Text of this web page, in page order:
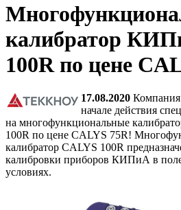
калибратор
100R по цене
17.08.2020
начале действия
на многофункциональные
100R по цене CALYS 75R!
калибратор CALYS 100R
калибровки приборов КИПиА в
условиях.